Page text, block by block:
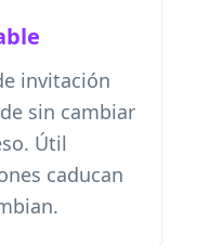
invitación
sin cambiar
Útil
caducan